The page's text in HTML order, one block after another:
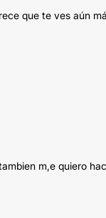
que te ves aún
m,e quiero